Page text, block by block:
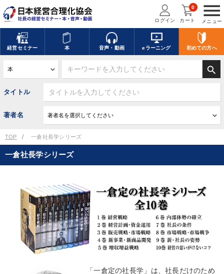
menu
メニュー
ログイン カート
0
経営セミナー 本 音声・動画 eラーニング 初めての方へ
search
タイトル
著者名
TOP 一倉社長学シリーズ
一倉社長学シリーズ
「一倉定の社長学」は、社長だけのため